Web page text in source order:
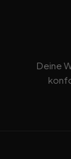
Deine